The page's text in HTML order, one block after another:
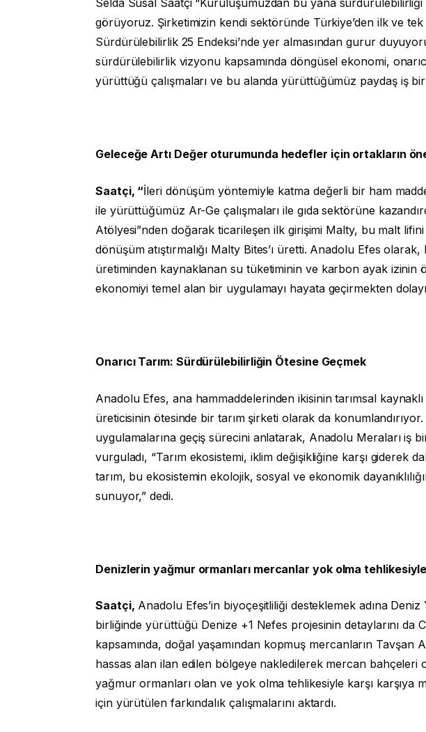
görüyoruz. Şirketimizin kendi sektöründe Türkiye’den ilk ve
Sürdürülebilirlik 25 Endeksi’nde yer almasından gurur
sürdürülebilirlik vizyonu kapsamında döngüsel ekonomi,
yürüttüğü çalışmaları ve bu alanda yürüttüğümüz paydaş iş
Geleceğe Artı Değer oturumunda hedefler için ortakların
Saatçi, “İleri dönüşüm yöntemiyle katma değerli bir ham
ile yürüttüğümüz Ar-Ge çalışmaları ile gıda sektörüne
Atölyesi”nden doğarak ticarileşen ilk girişimi Malty, bu malt
dönüşüm atıştırmalığı Malty Bites’ı üretti. Anadolu Efes
üretiminden kaynaklanan su tüketiminin ve karbon ayak izinin
ekonomiyi temel alan bir uygulamayı hayata geçirmekten
Onarıcı Tarım: Sürdürülebilirliğin Ötesine Geçmek
Anadolu Efes, ana hammaddelerinden ikisinin tarımsal
üreticisinin ötesinde bir tarım şirketi olarak da konumlandırıyor.
uygulamalarına geçiş sürecini anlatarak, Anadolu Meraları iş
vurguladı, “Tarım ekosistemi, iklim değişikliğine karşı giderek
tarım, bu ekosistemin ekolojik, sosyal ve ekonomik
sunuyor,” dedi.
Denizlerin yağmur ormanları mercanlar yok olma tehlikesiyle
Saatçi, Anadolu Efes’in biyoçeşitliliği desteklemek adına Deniz
birliğinde yürüttüğü Denize +1 Nefes projesinin detaylarını da
kapsamında, doğal yaşamından kopmuş mercanların Tavşan
hassas alan ilan edilen bölgeye nakledilerek mercan bahçeleri
yağmur ormanları olan ve yok olma tehlikesiyle karşı karşıya
için yürütülen farkındalık çalışmalarını aktardı.